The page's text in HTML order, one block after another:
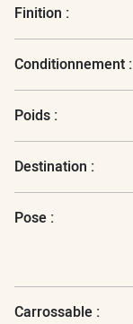
Finition :
Conditionnement :
Poids :
Destination :
Pose :
Carrossable :